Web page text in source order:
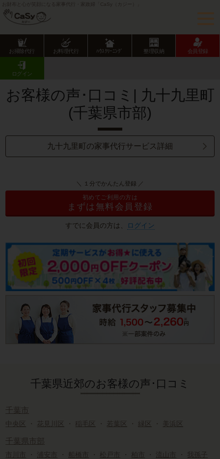
お財布と心が笑顔になる家事代行・家政婦「CaSy（カジー）」
お掃除代行 お料理代行 ﾊｳｽｸﾘｰﾆﾝｸﾞ 整理収納 会員登録
ログイン
CaSy TOP
お客様の声･口コミ一覧
お客様の声･口コミ| 九十九里町
(千葉県市部)
九十九里町の家事代行サービス詳細
＼ １分でかんたん登録 ／
初めてご利用の方は
まずは無料会員登録
すでに会員の方は、 ログイン
千葉県近郊のお客様の声･口コミ
千葉市
中央区 ・ 花見川区 ・ 稲毛区 ・ 若葉区 ・ 緑区 ・ 美浜区
千葉県市部
市川市 ・ 浦安市 ・ 船橋市 ・ 松戸市 ・ 柏市 ・ 流山市 ・ 我孫子